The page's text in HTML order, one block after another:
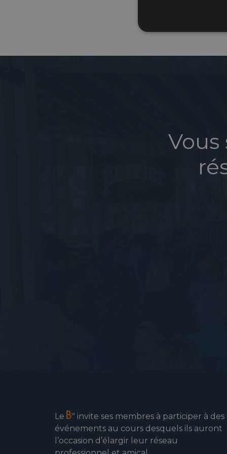
Le
invite ses membres à participer à des
événements au cours desquels ils auront
l’occasion d’élargir leur réseau